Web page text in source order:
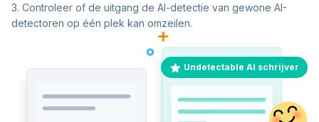
Undetectable AI schrijver
3. Controleer of de uitgang de AI-detectie van gewone AI-
detectoren op één plek kan omzeilen.